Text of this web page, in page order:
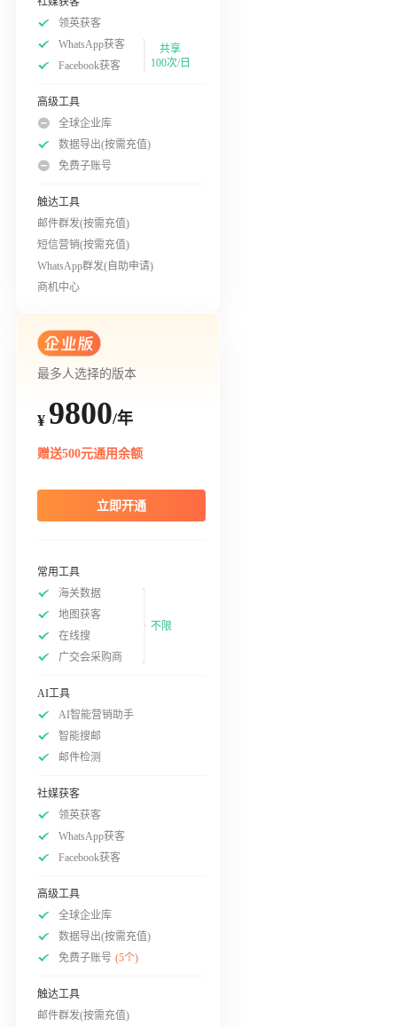
领英获客
WhatsApp获客
Facebook获客
共享
100次/日
高级工具
全球企业库
数据导出(按需充值)
免费子账号
触达工具
邮件群发(按需充值)
短信营销(按需充值)
WhatsApp群发(自助申请)
商机中心
最多人选择的版本
¥ 9800/年
赠送500元通用余额
立即开通
常用工具
海关数据
地图获客
在线搜
广交会采购商
不限
AI工具
AI智能营销助手
智能搜邮
邮件检测
社媒获客
领英获客
WhatsApp获客
Facebook获客
高级工具
全球企业库
数据导出(按需充值)
免费子账号 (5个)
触达工具
邮件群发(按需充值)